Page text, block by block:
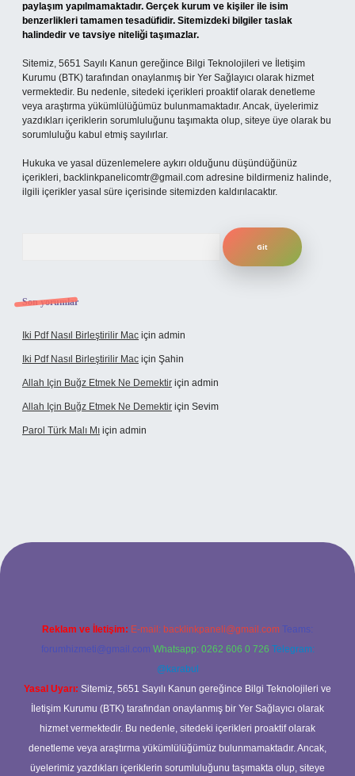
paylaşım yapılmamaktadır. Gerçek kurum ve kişiler ile isim
benzerlikleri tamamen tesadüfidir. Sitemizdeki bilgiler taslak
halindedir ve tavsiye niteliği taşımazlar.
Sitemiz, 5651 Sayılı Kanun gereğince Bilgi Teknolojileri ve İletişim
Kurumu (BTK) tarafından onaylanmış bir Yer Sağlayıcı olarak hizmet
vermektedir. Bu nedenle, sitedeki içerikleri proaktif olarak denetleme
veya araştırma yükümlülüğümüz bulunmamaktadır. Ancak, üyelerimiz
yazdıkları içeriklerin sorumluluğunu taşımakta olup, siteye üye olarak bu
sorumluluğu kabul etmiş sayılırlar.
Hukuka ve yasal düzenlemelere aykırı olduğunu düşündüğünüz
içerikleri, backlinkpanelicomtr@gmail.com adresine bildirmeniz halinde,
ilgili içerikler yasal süre içerisinde sitemizden kaldırılacaktır.
Son yorumlar
Iki Pdf Nasıl Birleştirilir Mac için admin
Iki Pdf Nasıl Birleştirilir Mac için Şahin
Allah Için Buğz Etmek Ne Demektir için admin
Allah Için Buğz Etmek Ne Demektir için Sevim
Parol Türk Malı Mı için admin
Reklam ve İletişim: E-mail: backlinkpaneli@gmail.com Teams:
forumhizmeti@gmail.com Whatsapp: 0262 606 0 726 Telegram:
@karabul
Yasal Uyarı: Sitemiz, 5651 Sayılı Kanun gereğince Bilgi Teknolojileri ve
İletişim Kurumu (BTK) tarafından onaylanmış bir Yer Sağlayıcı olarak
hizmet vermektedir. Bu nedenle, sitedeki içerikleri proaktif olarak
denetleme veya araştırma yükümlülüğümüz bulunmamaktadır. Ancak,
üyelerimiz yazdıkları içeriklerin sorumluluğunu taşımakta olup, siteye